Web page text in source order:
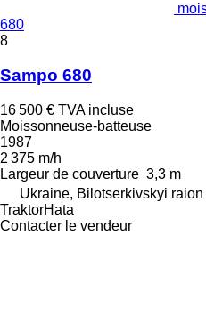
680
8
Sampo 680
16 500 € TVA incluse
Moissonneuse-batteuse
1987
2 375 m/h
Largeur de couverture 3,3 m
Ukraine, Bilotserkivskyi raion
TraktorHata
Contacter le vendeur